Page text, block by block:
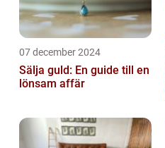
07 december 2024
Sälja guld: En guide till en
lönsam affär